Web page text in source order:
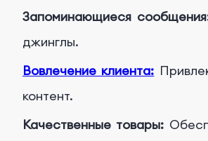
Запоминающиеся
джинглы.
Вовлечение клиента:
контент.
Качественные товары: